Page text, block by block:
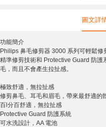
圖文詳
功能簡介
Philips 鼻毛修剪器 3000 系列可輕鬆
精準修剪技術和 Protective Guard 防
毛，而且不會產生拉扯感。
極致舒適，無拉扯感
修剪鼻毛、耳毛和眉毛，帶來最舒適的
百l分百舒適，無拉扯感
Protective Guard 防護系統
可水洗設計，AA 電池